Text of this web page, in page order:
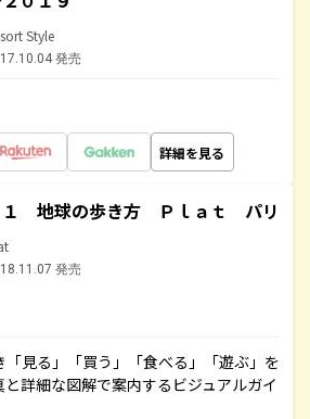
Style
発売
詳細を見る
１ 地球の歩き方 Ｐｌａｔ パリ
発売
見る」「買う」「食べる」「遊ぶ」を
詳細な図解で案内するビジュアルガイ